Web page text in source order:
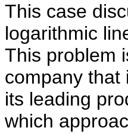
This case
logarithmic
This problem
company that
its leading
which